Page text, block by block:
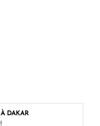
DAKAR